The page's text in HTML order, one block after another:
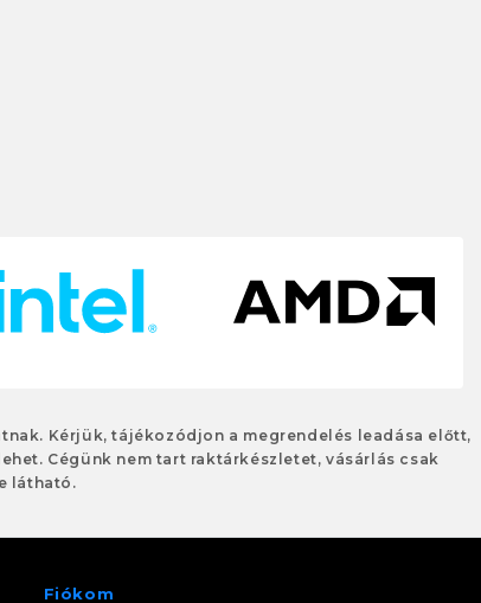
Kérjük, tájékozódjon a megrendelés leadása előtt,
Cégünk nem tart raktárkészletet, vásárlás csak
látható.
Fiókom